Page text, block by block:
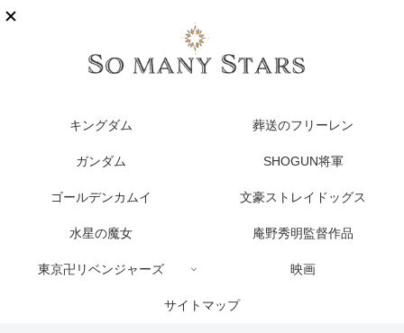
キングダム 葬送のフリーレン
ガンダム SHOGUN将軍
ゴールデンカムイ 文豪ストレイドッグス
水星の魔女 庵野秀明監督作品
東京卍リベンジャーズ 映画
サイトマップ